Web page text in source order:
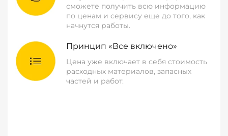
сможете получить всю информацию
по ценам и сервису еще до того, как
начнутся работы.
Принцип «Все включено»
Цена уже включает в себя стоимость
расходных материалов, запасных
частей и работ.